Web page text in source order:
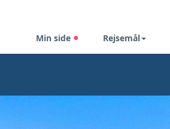
Min side Rejsemål